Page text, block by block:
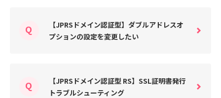
【JPRSドメイン認証型】ダブルアドレスオ
プションの設定を変更したい
【JPRSドメイン認証型 RS】SSL証明書発行
トラブルシューティング